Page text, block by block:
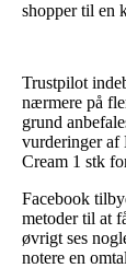
shopper til en
Trustpilot
nærmere på
grund
vurderinger af
Cream 1 stk
Facebook
metoder til at
øvrigt ses
notere en